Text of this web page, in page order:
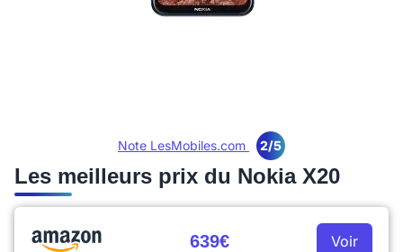
Note LesMobiles.com 2/5
Les meilleurs prix du Nokia X20
639€ Voir